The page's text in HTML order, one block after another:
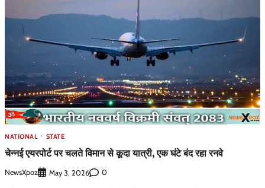
NATIONAL STATE
चेन्नई एयरपोर्ट पर चलते विमान से कूदा यात्री, एक घंटे बंद रहा रनवे
NewsXpoz May 3, 2026 0